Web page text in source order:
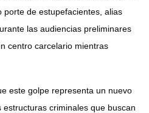
porte de estupefacientes, alias
las audiencias preliminares
centro carcelario mientras
este golpe representa un nuevo
criminales que buscan